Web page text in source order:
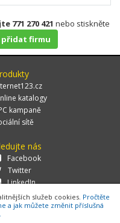
771 270 421 nebo stiskněte
přidat firmu
katalogy
kampaně
sítě
nás
Facebook
Twitter
LinkedIn
služeb cookies. Pročtěte
a jak můžete změnit příslušná